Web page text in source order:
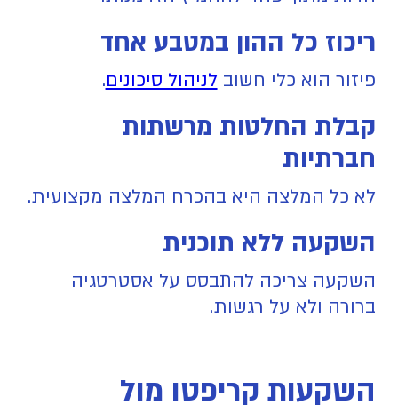
ריכוז כל ההון במטבע אחד
פיזור הוא כלי חשוב לניהול סיכונים.
קבלת החלטות מרשתות
חברתיות
לא כל המלצה היא בהכרח המלצה מקצועית.
השקעה ללא תוכנית
השקעה צריכה להתבסס על אסטרטגיה
ברורה ולא על רגשות.
השקעות קריפטו מול